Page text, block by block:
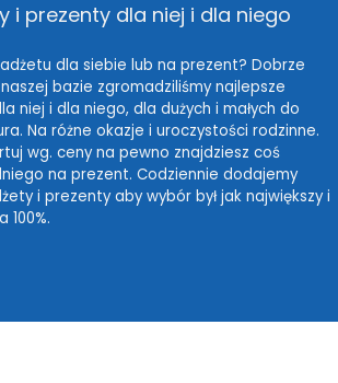
i prezenty dla niej i dla niego
dla siebie lub na prezent? Dobrze
bazie zgromadziliśmy najlepsze
niej i dla niego, dla dużych i małych do
Na różne okazje i uroczystości rodzinne.
wg. ceny na pewno znajdziesz coś
na prezent. Codziennie dodajemy
i prezenty aby wybór był jak największy i
100%.